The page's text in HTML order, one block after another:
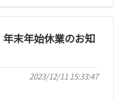
末年始休業のお知
2023/12/11 15:33:47